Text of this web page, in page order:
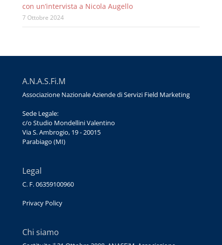
con un’intervista a Nicola Augello
7 Ottobre 2024
A.N.A.S.Fi.M
Associazione Nazionale Aziende di Servizi Field Marketing
Sede Legale:
c/o Studio Mondellini Valentino
Via S. Ambrogio, 19 - 20015
Parabiago (MI)
Legal
C. F. 06359100960
Privacy Policy
Chi siamo